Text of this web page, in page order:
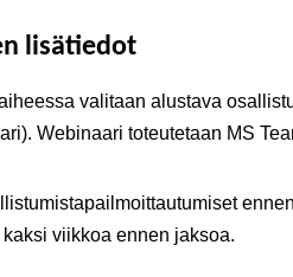
lisätiedot
valitaan alustava
Webinaari toteutetaan MS
viikkoa ennen jaksoa.